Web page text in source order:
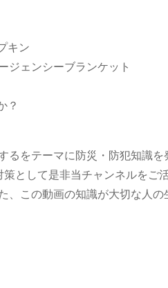
キン
ェンシーブランケット
？
るをテーマに防災・防犯知識を
として是非当チャンネルをご活
、この動画の知識が大切な人の